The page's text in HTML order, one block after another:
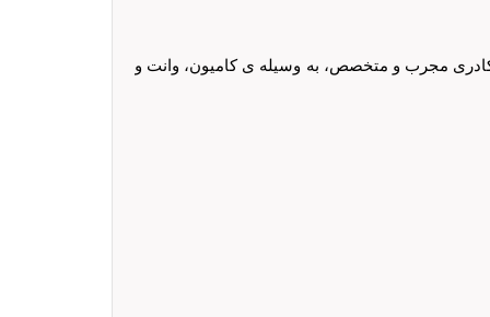
مجرب و متخصص، به وسیله ی کامیون، وانت و